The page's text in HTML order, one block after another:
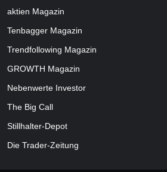
aktien Magazin
Tenbagger Magazin
Trendfollowing Magazin
GROWTH Magazin
Nebenwerte Investor
The Big Call
Stillhalter-Depot
Die Trader-Zeitung